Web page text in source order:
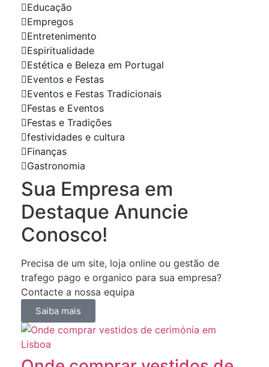
Educação
Empregos
Entretenimento
Espiritualidade
Estética e Beleza em Portugal
Eventos e Festas
Eventos e Festas Tradicionais
Festas e Eventos
Festas e Tradições
festividades e cultura
Finanças
Gastronomia
Sua Empresa em
Destaque Anuncie
Conosco!
Precisa de um site, loja online ou gestão de
trafego pago e organico para sua empresa?
Contacte a nossa equipa
Saiba mais